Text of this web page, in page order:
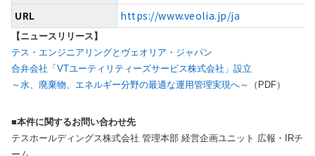
URL
https://www.veolia.jp/ja
【ニュースリリース】
テス・エンジニアリングとヴェオリア・ジャパン
合弁会社「VTユーティリティーズサービス株式会社」設立
～水、廃棄物、エネルギー分野の最適な運用管理実現へ～
（PDF）
■本件に関するお問い合わせ先
テスホールディングス株式会社 管理本部 経営企画ユニット 広報・IRチ